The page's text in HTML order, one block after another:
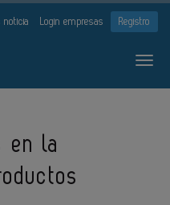
noticia Login empresas Registro
en la